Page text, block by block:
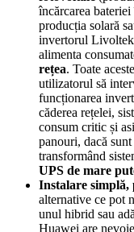
încărcarea
producția solară
invertorul Livoltek
alimenta
rețea. Toate
utilizatorul să
funcționarea
căderea rețelei,
consum critic și
panouri, dacă
transformând
UPS de mare
Instalare
alternative ce pot
unul hibrid sau
Huawei are